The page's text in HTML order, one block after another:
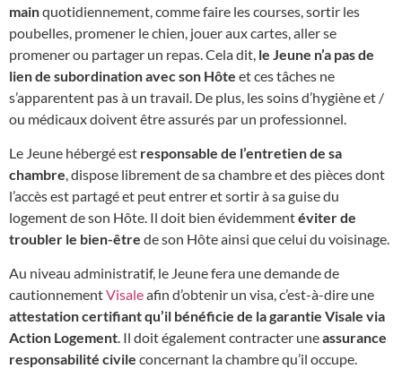
mainquotidiennement, comme faire les courses, sortir les
poubelles, promener le chien, jouer aux cartes, aller se
promener ou partager un repas. Cela dit, le Jeune n’a pas de
lien de subordination avec son Hôte et ces tâches ne
s’apparentent pas à un travail. De plus, les soins d’hygiène et /
ou médicaux doivent être assurés par un professionnel.
Le Jeune hébergé est responsable de l’entretien de sa
chambre, dispose librement de sa chambre et des pièces dont
l’accès est partagé et peut entrer et sortir à sa guise du
logement de son Hôte. Il doit bien évidemmentéviter de
troubler le bien-être de son Hôte ainsi que celui du voisinage.
Au niveau administratif, le Jeune fera une demande de
cautionnementVisaleafin d’obtenir un visa, c’est-à-dire une
attestation certifiant qu’il bénéficie de la garantie Visale via
Action Logement. Il doit également contracter uneassurance
responsabilité civile concernant la chambre qu’il occupe.